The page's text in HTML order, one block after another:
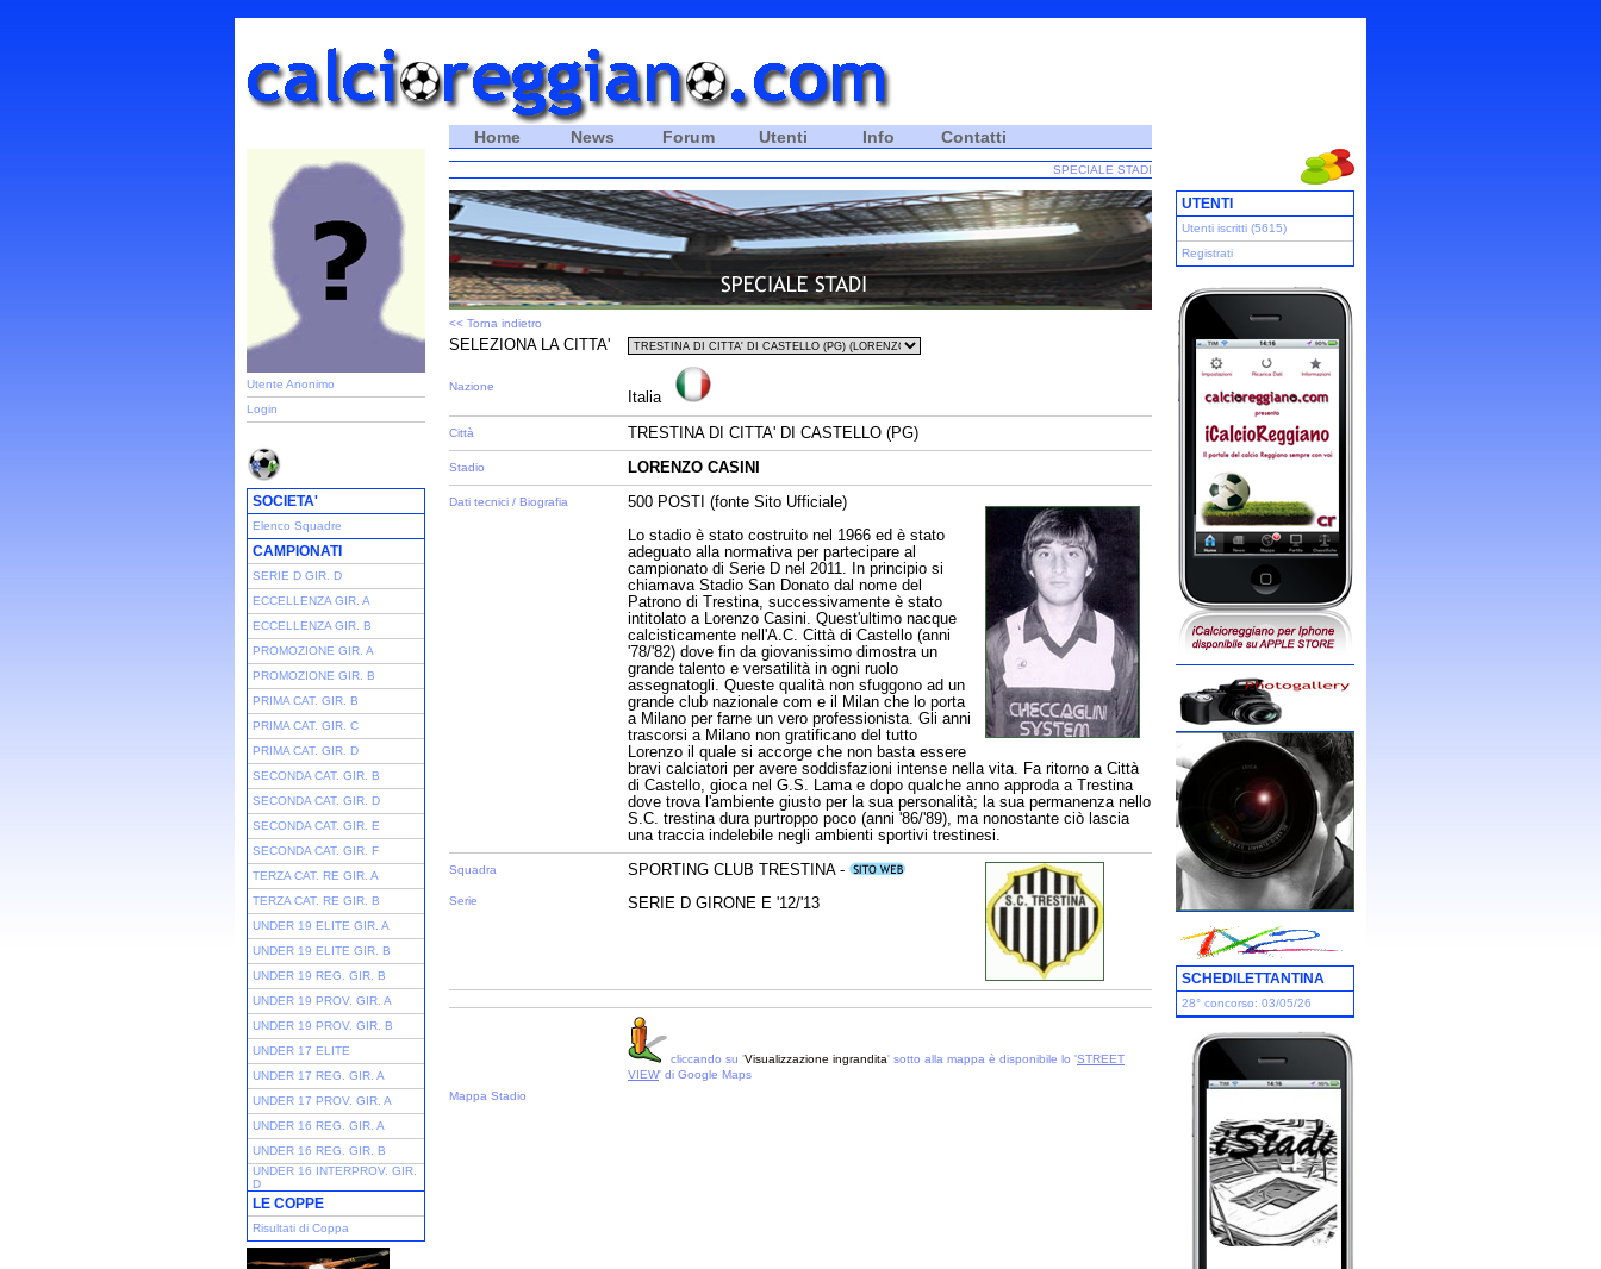
Utente Anonimo
Login
SOCIETA'
Elenco Squadre
CAMPIONATI
SERIE D GIR. D
ECCELLENZA GIR. A
ECCELLENZA GIR. B
PROMOZIONE GIR. A
PROMOZIONE GIR. B
PRIMA CAT. GIR. B
PRIMA CAT. GIR. C
PRIMA CAT. GIR. D
SECONDA CAT. GIR. B
SECONDA CAT. GIR. D
SECONDA CAT. GIR. E
SECONDA CAT. GIR. F
TERZA CAT. RE GIR. A
TERZA CAT. RE GIR. B
UNDER 19 ELITE GIR. A
UNDER 19 ELITE GIR. B
UNDER 19 REG. GIR. B
UNDER 19 PROV. GIR. A
UNDER 19 PROV. GIR. B
UNDER 17 ELITE
UNDER 17 REG. GIR. A
UNDER 17 PROV. GIR. A
UNDER 16 REG. GIR. A
UNDER 16 REG. GIR. B
UNDER 16 INTERPROV. GIR.
D
LE COPPE
Risultati di Coppa
Home News Forum Utenti Info Contatti
SPECIALE STADI
<< Torna indietro
SELEZIONA LA CITTA'
Nazione
Italia
Città TRESTINA DI CITTA' DI CASTELLO (PG)
Stadio LORENZO CASINI
Dati tecnici / Biografia
500 POSTI (fonte Sito Ufficiale)
Lo stadio è stato costruito nel 1966 ed è stato
adeguato alla normativa per partecipare al
campionato di Serie D nel 2011. In principio si
chiamava Stadio San Donato dal nome del
Patrono di Trestina, successivamente è stato
intitolato a Lorenzo Casini. Quest'ultimo nacque
calcisticamente nell'A.C. Città di Castello (anni
'78/'82) dove fin da giovanissimo dimostra un
grande talento e versatilità in ogni ruolo
assegnatogli. Queste qualità non sfuggono ad un
grande club nazionale com e il Milan che lo porta
a Milano per farne un vero professionista. Gli anni
trascorsi a Milano non gratificano del tutto
Lorenzo il quale si accorge che non basta essere
bravi calciatori per avere soddisfazioni intense nella vita. Fa ritorno a Città
di Castello, gioca nel G.S. Lama e dopo qualche anno approda a Trestina
dove trova l'ambiente giusto per la sua personalità; la sua permanenza nello
S.C. trestina dura purtroppo poco (anni '86/'89), ma nonostante ciò lascia
una traccia indelebile negli ambienti sportivi trestinesi.
Squadra
Serie
SPORTING CLUB TRESTINA -
SERIE D GIRONE E '12/'13
cliccando su 'Visualizzazione ingrandita' sotto alla mappa è disponibile lo 'STREET
VIEW' di Google Maps
Mappa Stadio
UTENTI
Utenti iscritti (5615)
Registrati
SCHEDILETTANTINA
28° concorso: 03/05/26